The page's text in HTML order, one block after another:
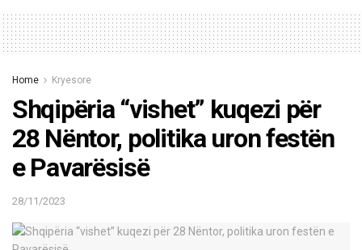
Home Kryesore
Shqipëria “vishet” kuqezi për
28 Nëntor, politika uron festën
e Pavarësisë
28/11/2023